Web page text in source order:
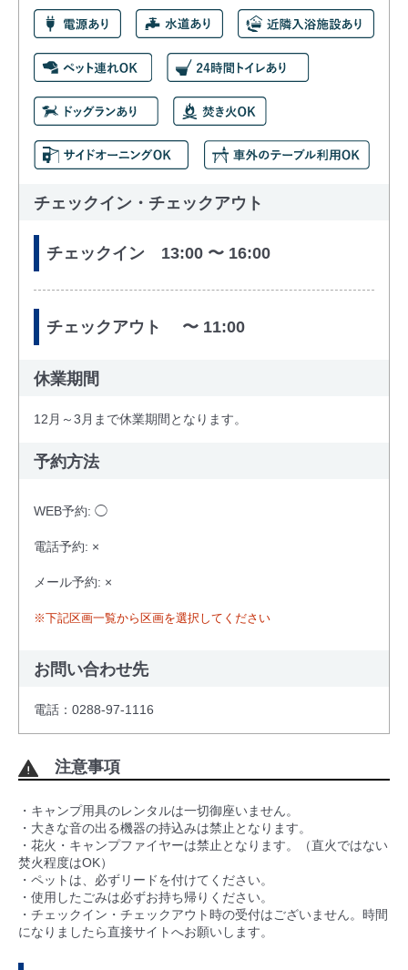
チェックイン・チェックアウト
チェックイン 13:00 〜 16:00
チェックアウト 〜 11:00
休業期間
12月～3月まで休業期間となります。
予約方法
WEB予約: ◯
電話予約: ×
メール予約: ×
※下記区画一覧から区画を選択してください
お問い合わせ先
電話：0288-97-1116
注意事項
・キャンプ用具のレンタルは一切御座いません。
・大きな音の出る機器の持込みは禁止となります。
・花火・キャンプファイヤーは禁止となります。（直火ではない
焚火程度はOK）
・ペットは、必ずリードを付けてください。
・使用したごみは必ずお持ち帰りください。
・チェックイン・チェックアウト時の受付はございません。時間
になりましたら直接サイトへお願いします。